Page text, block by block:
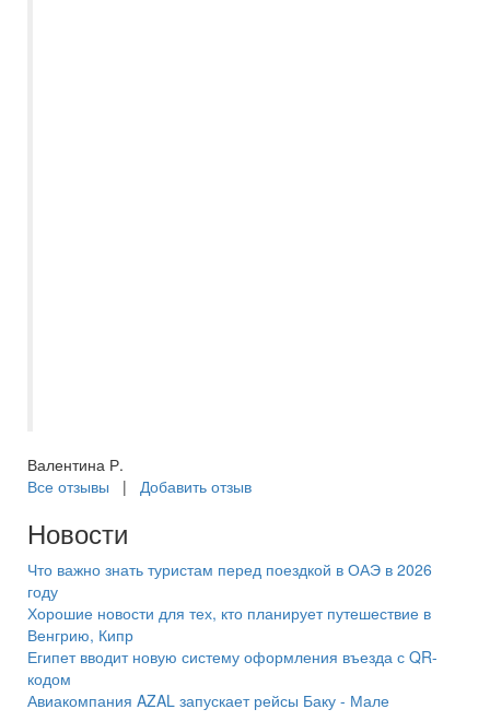
Валентина Р.
Все отзывы | Добавить отзыв
Новости
Что важно знать туристам перед поездкой в ОАЭ в 2026
году
Хорошие новости для тех, кто планирует путешествие в
Венгрию, Кипр
Египет вводит новую систему оформления въезда с QR-
кодом
Авиакомпания AZAL запускает рейсы Баку - Мале